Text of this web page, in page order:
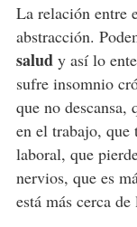
La relación entre
abstracción.
salud y así lo
sufre insomnio
que no descansa,
en el trabajo, que
laboral, que
nervios, que es
está más cerca